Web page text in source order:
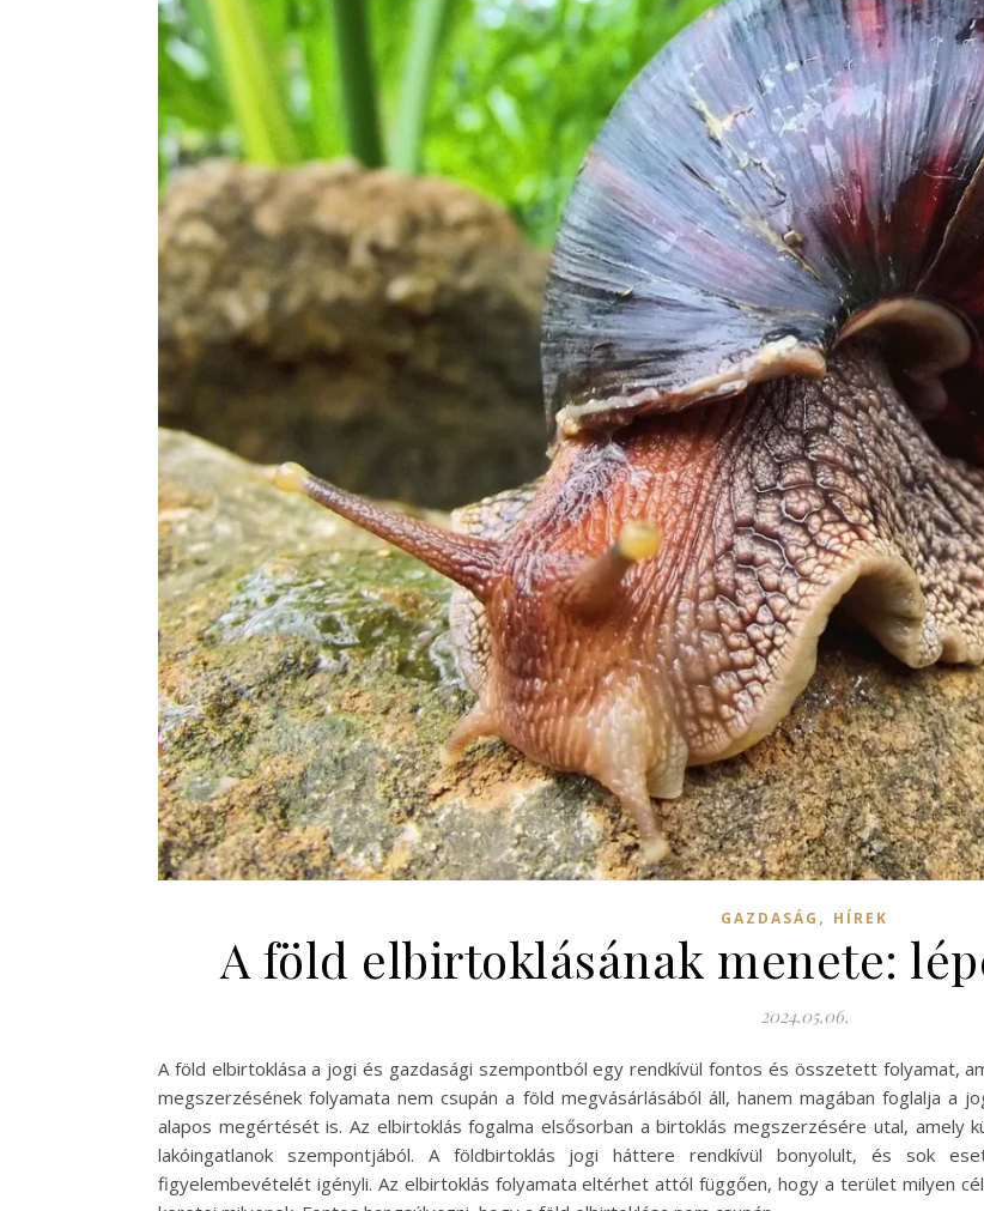
GAZDASÁG , HÍREK
A föld elbirtoklásának menete:
2024.05.06.
A föld elbirtoklása a jogi és gazdasági szempontból egy rendkívül fontos és összetett folyamat,
megszerzésének folyamata nem csupán a föld megvásárlásából áll, hanem magában foglalja a
alapos megértését is. Az elbirtoklás fogalma elsősorban a birtoklás megszerzésére utal, amely
lakóingatlanok szempontjából. A földbirtoklás jogi háttere rendkívül bonyolult, és sok
figyelembevételét igényli. Az elbirtoklás folyamata eltérhet attól függően, hogy a terület milyen